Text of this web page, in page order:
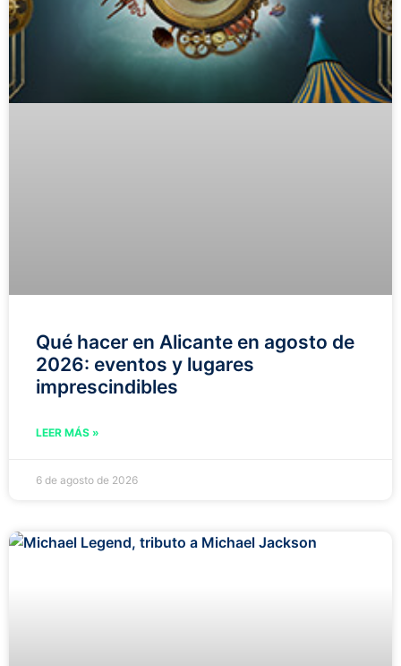
Qué hacer en Alicante en agosto de
2026: eventos y lugares
imprescindibles
LEER MÁS »
6 de agosto de 2026